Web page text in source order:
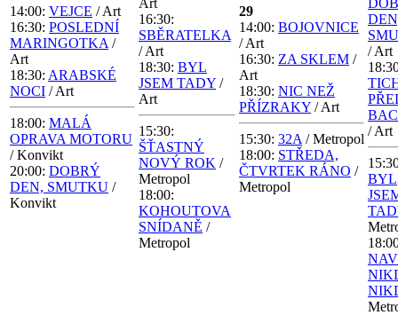
14:00: VEJCE / Art
16:30: POSLEDNÍ
MARINGOTKA /
Art
18:30: ARABSKÉ
NOCI / Art
18:00: MALÁ
OPRAVA MOTORU
/ Konvikt
20:00: DOBRÝ
DEN, SMUTKU /
Konvikt
Art
16:30:
SBĚRATELKA
/ Art
18:30: BYL
JSEM TADY /
Art
15:30:
ŠŤASTNÝ
NOVÝ ROK /
Metropol
18:00:
KOHOUTOVA
SNÍDANĚ /
Metropol
29
14:00: BOJOVNICE
/ Art
16:30: ZA SKLEM /
Art
18:30: NIC NEŽ
PŘÍZRAKY / Art
15:30: 32A / Metropol
18:00: STŘEDA,
ČTVRTEK RÁNO /
Metropol
/ Art
/ Art
BYL